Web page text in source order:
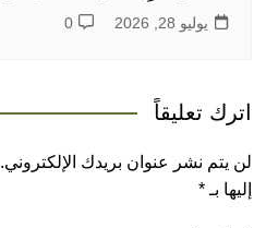
يوليو 28, 2026 0
اترك تعليقاً
لن يتم نشر عنوان بريدك الإلكتروني.
إليها بـ *